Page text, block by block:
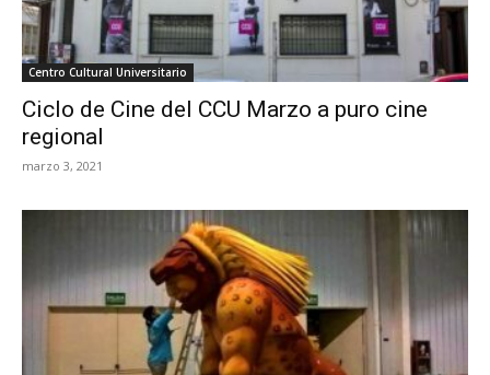
Centro Cultural Universitario
Ciclo de Cine del CCU Marzo a puro cine
regional
marzo 3, 2021